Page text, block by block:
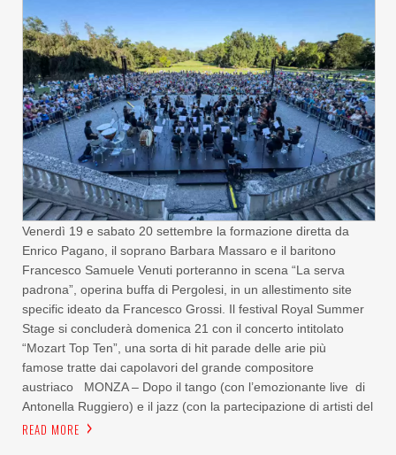
Venerdì 19 e sabato 20 settembre la formazione diretta da
Enrico Pagano, il soprano Barbara Massaro e il baritono
Francesco Samuele Venuti porteranno in scena “La serva
padrona”, operina buffa di Pergolesi, in un allestimento site
specific ideato da Francesco Grossi. Il festival Royal Summer
Stage si concluderà domenica 21 con il concerto intitolato
“Mozart Top Ten”, una sorta di hit parade delle arie più
famose tratte dai capolavori del grande compositore
austriaco MONZA – Dopo il tango (con l’emozionante live di
Antonella Ruggiero) e il jazz (con la partecipazione di artisti del
READ MORE